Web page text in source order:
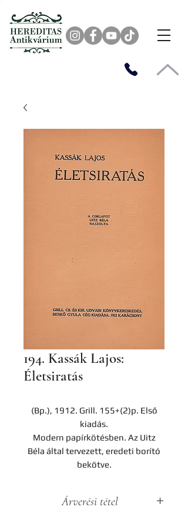
194. Kassák Lajos:
Életsiratás
(Bp.), 1912. Grill. 155+(2)p. Első
kiadás.
Modern papírkötésben. Az Uitz
Béla által tervezett, eredeti borító
bekötve.
Árverési tétel